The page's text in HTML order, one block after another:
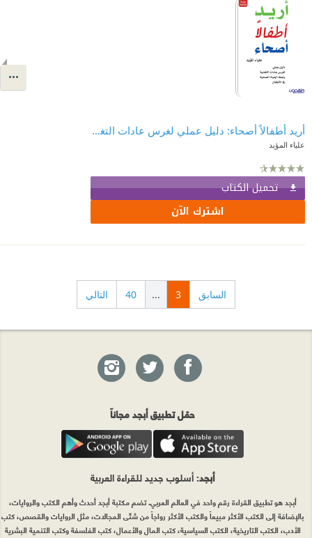
أريد أطفالاً أصحاء: دليل عملي لغرس عادات التغذية ونمط الحياة الصحية في الأطفال
علياء المؤيد
تحميل الكتاب
اشترك الآن
السابق 3
...
40 التالي
حمّل تطبيق أبجد مجاناً
أبجد: أسلوب جديد للقراءة العربية
أبجد هو تطبيق القراءة رقم واحد في العالم العربي. تضم مكتبة أبجد أحدث وأهم الكتب والروايات،
بالإضافة إلى الكتب الأكثر مبيعاً والكتب الأكثر رواجاً من شتّى المجالات، مثل الروايات والقصص، كتب
الأدب، الكتب التاريخية، الكتب السياسية، كتب المال والأعمال، كتب الفلسفة وكتب التنمية البشرية